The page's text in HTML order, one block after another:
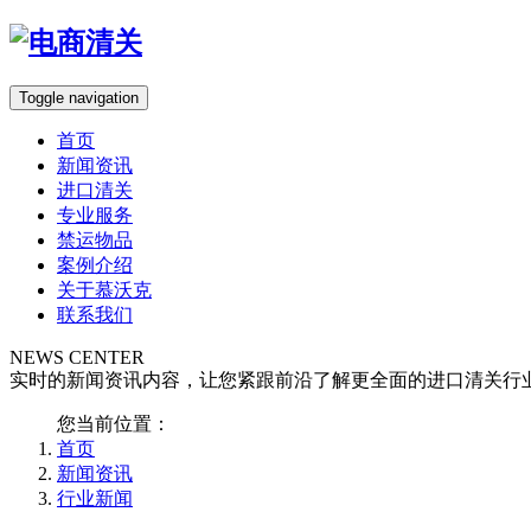
Toggle navigation
首页
新闻资讯
进口清关
专业服务
禁运物品
案例介绍
关于慕沃克
联系我们
NEWS CENTER
实时的新闻资讯内容，让您紧跟前沿了解更全面的进口清关行
您当前位置：
首页
新闻资讯
行业新闻